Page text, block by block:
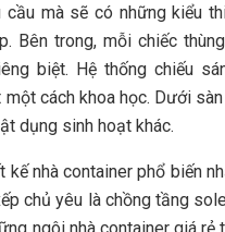
cầu mà sẽ có những kiểu
Bên trong, mỗi chiếc
biệt. Hệ thống chiếu
cách khoa học. Dưới
dụng sinh hoạt khác.
kế nhà container phổ biến
chủ yêu là chồng tầng